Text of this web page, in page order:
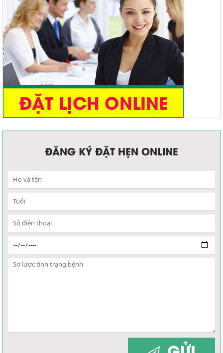
ĐĂNG KÝ ĐẶT HẸN ONLINE